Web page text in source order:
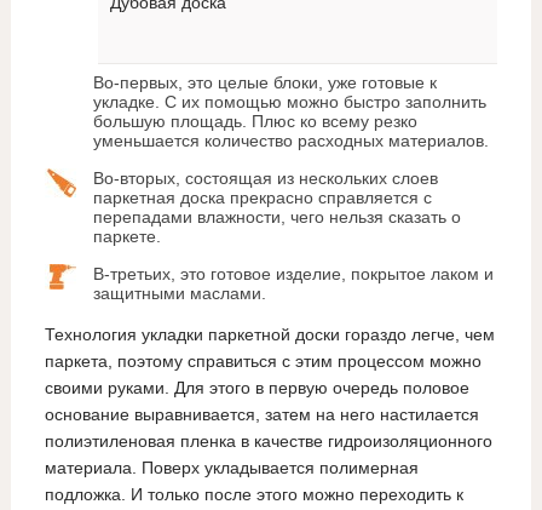
Во-первых, это целые блоки, уже готовые к
укладке. С их помощью можно быстро заполнить
большую площадь. Плюс ко всему резко
уменьшается количество расходных материалов.
Во-вторых, состоящая из нескольких слоев
паркетная доска прекрасно справляется с
перепадами влажности, чего нельзя сказать о
паркете.
В-третьих, это готовое изделие, покрытое лаком и
защитными маслами.
Технология укладки паркетной доски гораздо легче, чем
паркета, поэтому справиться с этим процессом можно
своими руками. Для этого в первую очередь половое
основание выравнивается, затем на него настилается
полиэтиленовая пленка в качестве гидроизоляционного
материала. Поверх укладывается полимерная
подложка. И только после этого можно переходить к